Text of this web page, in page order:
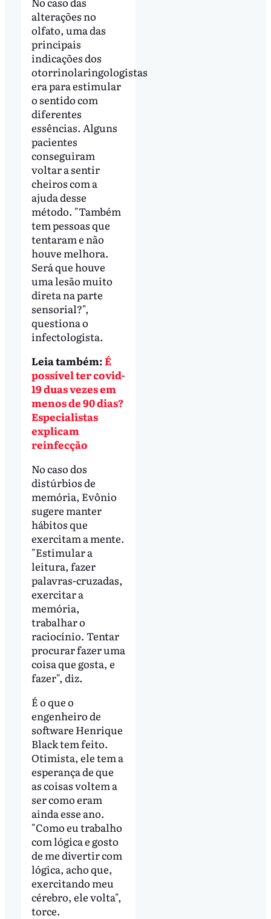
alterações no
olfato, uma das
principais
indicações dos
otorrinolaringologistas
era para estimular
o sentido com
diferentes
essências. Alguns
pacientes
conseguiram
voltar a sentir
cheiros com a
ajuda desse
método. "Também
tem pessoas que
tentaram e não
houve melhora.
Será que houve
uma lesão muito
direta na parte
sensorial?",
questiona o
infectologista.
Leia também:É
possível ter covid-
19 duas vezes em
menos de 90 dias?
Especialistas
explicam
reinfecção
No caso dos
distúrbios de
memória, Evônio
sugere manter
hábitos que
exercitam a mente.
"Estimular a
leitura, fazer
palavras-cruzadas,
exercitar a
memória,
trabalhar o
raciocínio. Tentar
procurar fazer uma
coisa que gosta, e
fazer", diz.
É o que o
engenheiro de
software Henrique
Black tem feito.
Otimista, ele tem a
esperança de que
as coisas voltem a
ser como eram
ainda esse ano.
"Como eu trabalho
com lógica e gosto
de me divertir com
lógica, acho que,
exercitando meu
cérebro, ele volta",
torce.